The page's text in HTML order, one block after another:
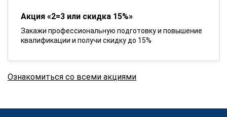
Акция «2=3 или скидка 15%»
Закажи профессиональную подготовку и повышение
квалификации и получи скидку до 15%
Ознакомиться со всеми акциями